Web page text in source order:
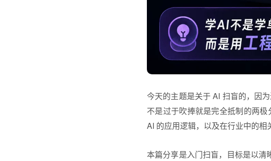
今天的主题是关于 AI 扫盲的，因
不是过于吹捧就是完全抵制的两
AI 的应用逻辑，以及在行业中的相
本篇分享是入门扫盲，目标是以